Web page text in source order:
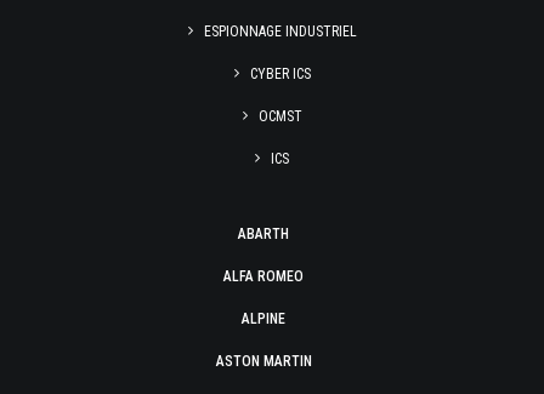
ESPIONNAGE INDUSTRIEL
CYBER ICS
OCMST
ICS
ABARTH
ALFA ROMEO
ALPINE
ASTON MARTIN